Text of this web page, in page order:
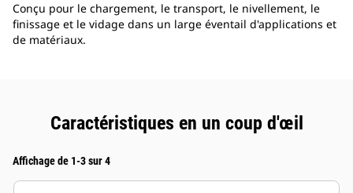
Conçu pour le chargement, le transport, le nivellement, le
finissage et le vidage dans un large éventail d'applications et
de matériaux.
Caractéristiques en un coup d'œil
Affichage de 1-3 sur 4